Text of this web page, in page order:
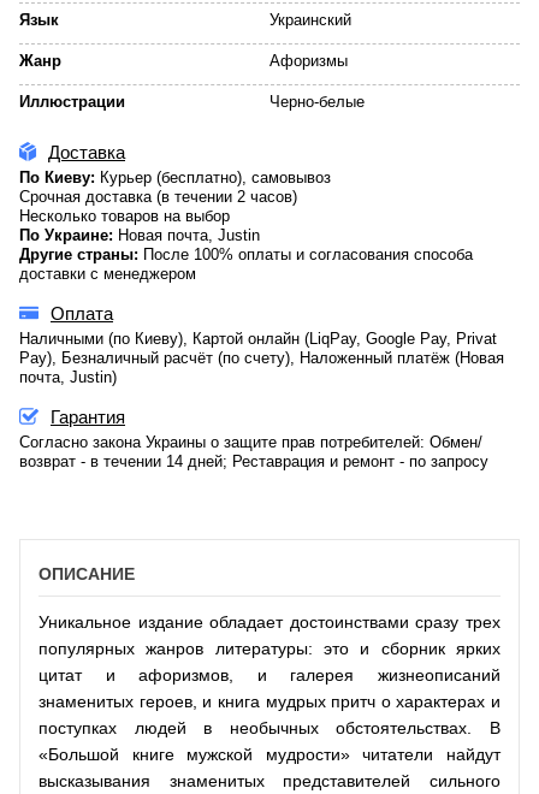
Язык
Украинский
Жанр Афоризмы
Иллюстрации Черно-белые
Доставка
По Киеву: Курьер (бесплатно), самовывоз
Срочная доставка (в течении 2 часов)
Несколько товаров на выбор
По Украине: Новая почта, Justin
Другие страны: После 100% оплаты и согласования способа
доставки с менеджером
Оплата
Наличными (по Киеву), Картой онлайн (LiqPay, Google Pay, Privat
Pay), Безналичный расчёт (по счету), Наложенный платёж (Новая
почта, Justin)
Гарантия
Согласно закона Украины о защите прав потребителей: Обмен/
возврат - в течении 14 дней; Реставрация и ремонт - по запросу
ОПИСАНИЕ
Уникальное издание обладает достоинствами сразу трех
популярных жанров литературы: это и сборник ярких
цитат и афоризмов, и галерея жизнеописаний
знаменитых героев, и книга мудрых притч о характерах и
поступках людей в необычных обстоятельствах. В
«Большой книге мужской мудрости» читатели найдут
высказывания знаменитых представителей сильного